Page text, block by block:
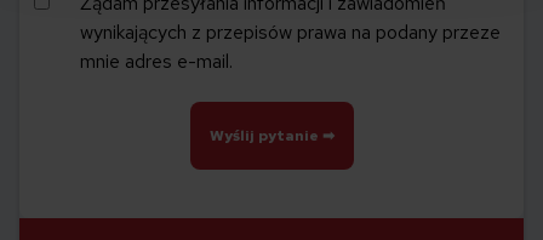
wynikających z przepisów prawa na podany przeze
mnie adres e-mail.